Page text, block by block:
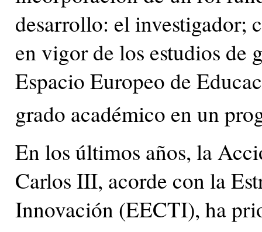
desarrollo: el investigador;
en vigor de los estudios de
Espacio Europeo de
grado académico en un
En los últimos años, la
Carlos III, acorde con la
Innovación (EECTI), ha